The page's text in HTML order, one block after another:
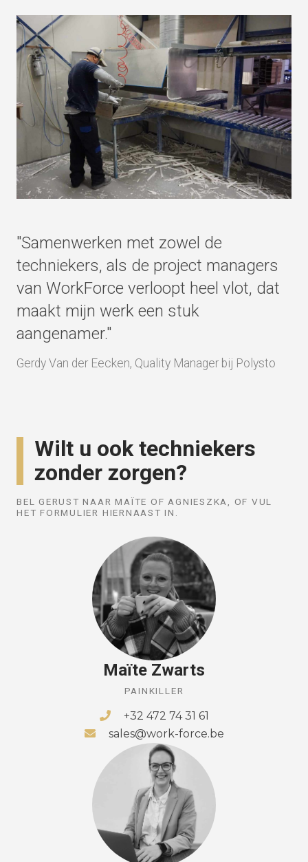
"Samenwerken met zowel de
techniekers, als de project managers
van WorkForce verloopt heel vlot, dat
maakt mijn werk een stuk
aangenamer."
Gerdy Van der Eecken, Quality Manager bij Polysto
Wilt u ook techniekers
zonder zorgen?
BEL GERUST NAAR MAÏTE OF AGNIESZKA, OF VUL
HET FORMULIER HIERNAAST IN.
Maïte Zwarts
PAINKILLER
+32 472 74 31 61
sales@work-force.be